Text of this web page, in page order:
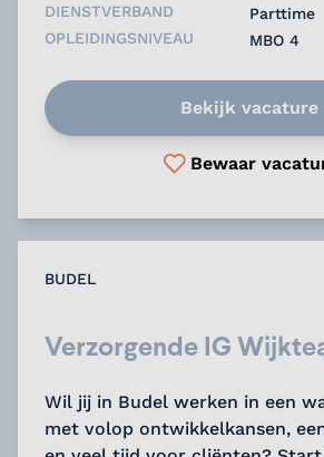
DIENSTVERBAND
Parttime
OPLEIDINGSNIVEAU
MBO 4
Bekijk vacature
Bewaar
BUDEL
Verzorgende IG
Wil jij in Budel werken in een
met volop ontwikkelkansen,